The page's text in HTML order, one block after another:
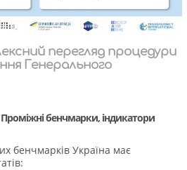
перегляд процедури
Генерального
бенчмарки, індикатори
бенчмарків Україна має